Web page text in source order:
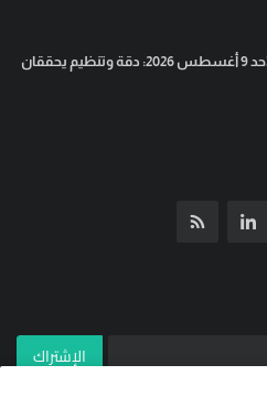
برج العذراء الأحد 9 أغسطس 2026: دقة وتنظيم يحققان
الإشتراك